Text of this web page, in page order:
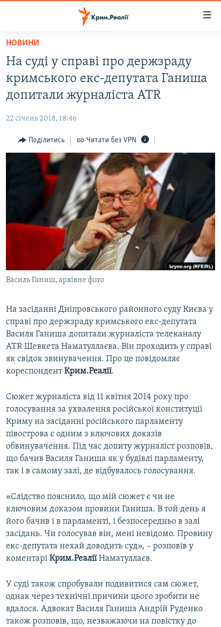
Перейти
основного
матеріалу
Перейти
до
основної
Перейти
до
ВОДА.КРИМ
ВІДЕО ТА ФОТО
БЛОГИ
ПОГЛЯД
ІНТЕРВ'Ю
ВСЕ ЗА ДЕНЬ
СПЕЦПРОЕКТИ
ВІДЕОУРОКИ «ELIFBE»
СВІДЧЕННЯ ОКУПАЦІЇ
УКРАЇНСЬКА ПРОБЛЕМА КРИМУ
ІНФОГРАФІКА
ЯК ОБІЙТИ БЛОКУВАННЯ
ДОЛУЧАЙСЯ!
Усі сайти RFE/RL
НОВИНИ
На суді у справі про держзраду
кримського екс-депутата Ганиша
допитали журналіста ATR
22 січень 2018, 18:46
Поділитись Читати без VPN
Василь Ганиш, архівне фото
На засіданні Дніпровського районного суду Києва у
справі про держзраду кримського екс-депутата
Василя Ганиша допитали журналіста телеканалу
ATR Шевкета Наматуллаєва. Він проходить у справі
як свідок звинувачення. Про це повідомляє
кореспондентКрим.Реалії.
Сюжет журналіста від 11 квітня 2014 року про
голосування за ухвалення російської конституції
Криму на засіданні російського парламенту
півострова є одним з ключових доказів
обвинувачення. Під час допиту журналіст розповів,
що бачив Василя Ганиша як у будівлі парламенту,
так і в самому залі, де відбувалось голосування.
«Слідство пояснило, що мій сюжет є чи не
ключовим доказом провини Ганиша. В той день я
його бачив і в парламенті, і безпосередньо в залі
засідань. Чи голосував він, мені невідомо. Провину
екс-депутата нехай доводить суд», – розповів у
коментарі Крим.РеаліїНаматуллаєв.
У суді також спробували подивитися сам сюжет,
однак через технічні причини цього зробити не
вдалося. Адвокат Василя Ганиша Андрій Руденко
також розповів, що, незважаючи на повістку до